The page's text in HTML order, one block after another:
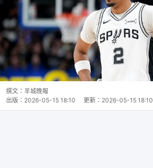
撰文： 羊城晚報
出版： 2026-05-15 18:10 更新： 2026-05-15 18:10